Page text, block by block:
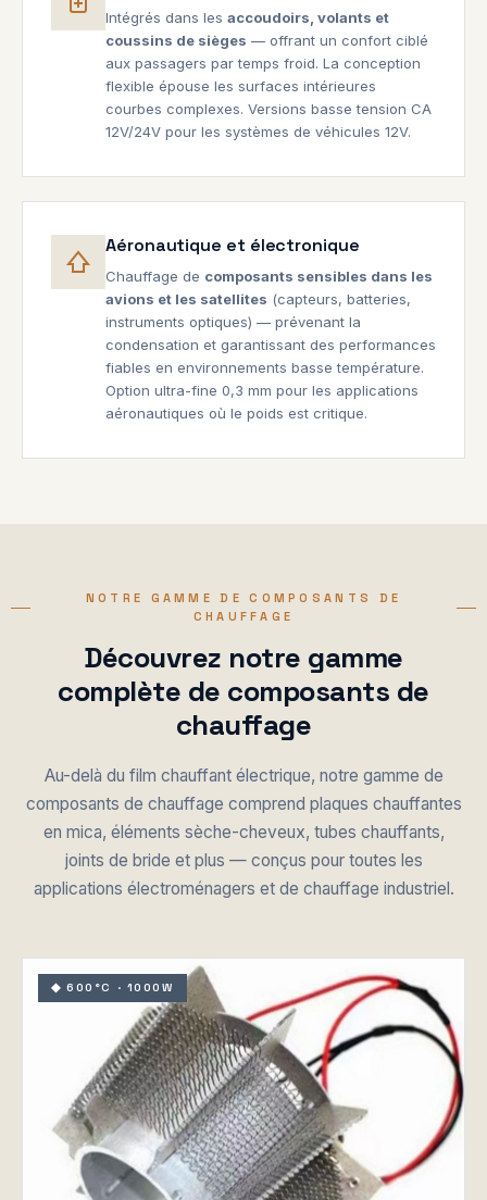
Intégrés dans les accoudoirs, volants et
coussins de sièges — offrant un confort ciblé
aux passagers par temps froid. La conception
flexible épouse les surfaces intérieures
courbes complexes. Versions basse tension CA
12V/24V pour les systèmes de véhicules 12V.
Aéronautique et électronique
Chauffage de composants sensibles dans les
avions et les satellites (capteurs, batteries,
instruments optiques) — prévenant la
condensation et garantissant des performances
fiables en environnements basse température.
Option ultra-fine 0,3 mm pour les applications
aéronautiques où le poids est critique.
NOTRE GAMME DE COMPOSANTS DE
CHAUFFAGE
Découvrez notre gamme
complète de composants de
chauffage
Au-delà du film chauffant électrique, notre gamme de
composants de chauffage comprend plaques chauffantes
en mica, éléments sèche-cheveux, tubes chauffants,
joints de bride et plus — conçus pour toutes les
applications électroménagers et de chauffage industriel.
◆ 600°C · 1000W